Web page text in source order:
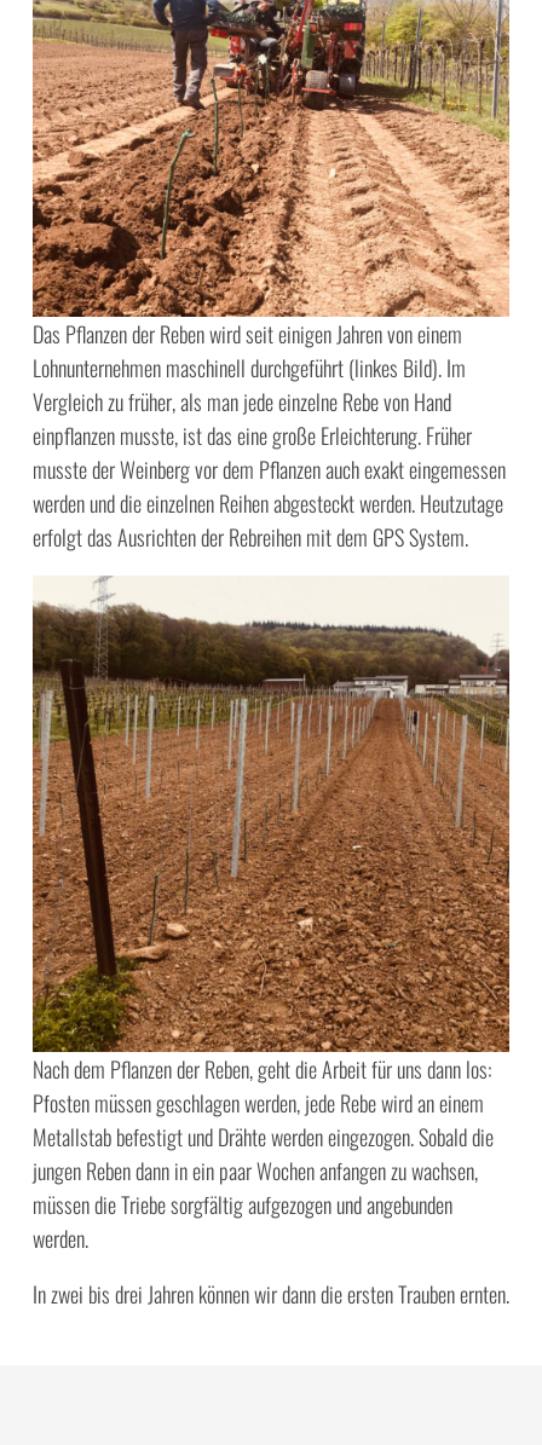
Das Pflanzen der Reben wird seit einigen Jahren von einem
Lohnunternehmen maschinell durchgeführt (linkes Bild). Im
Vergleich zu früher, als man jede einzelne Rebe von Hand
einpflanzen musste, ist das eine große Erleichterung. Früher
musste der Weinberg vor dem Pflanzen auch exakt eingemessen
werden und die einzelnen Reihen abgesteckt werden. Heutzutage
erfolgt das Ausrichten der Rebreihen mit dem GPS System.
Nach dem Pflanzen der Reben, geht die Arbeit für uns dann los:
Pfosten müssen geschlagen werden, jede Rebe wird an einem
Metallstab befestigt und Drähte werden eingezogen. Sobald die
jungen Reben dann in ein paar Wochen anfangen zu wachsen,
müssen die Triebe sorgfältig aufgezogen und angebunden
werden.
In zwei bis drei Jahren können wir dann die ersten Trauben ernten.